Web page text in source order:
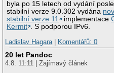
byla po 15 letech od vydání
stabilní verze 9.0.302 vydána
stabilní verze 11
implementace
Kermit . S podporou IPv6.
Ladislav Hagara | Komentářů: 0
20 let Pandoc
4.8. 11:11 | Zajímavý článek